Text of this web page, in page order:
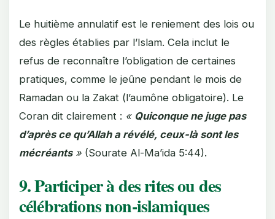
Le huitième annulatif est le reniement des lois ou
des règles établies par l’Islam. Cela inclut le
refus de reconnaître l’obligation de certaines
pratiques, comme le jeûne pendant le mois de
Ramadan ou la Zakat (l’aumône obligatoire). Le
Coran dit clairement : « Quiconque ne juge pas
d’après ce qu’Allah a révélé, ceux-là sont les
mécréants» (Sourate Al-Ma’ida 5:44).
9. Participer à des rites ou des
célébrations non-islamiques